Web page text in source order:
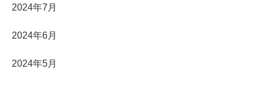
2024年7月
2024年6月
2024年5月